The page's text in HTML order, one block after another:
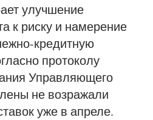
улучшение
к риску и намерение
кредитную
протоколу
Управляющего
не возражали
уже в апреле.